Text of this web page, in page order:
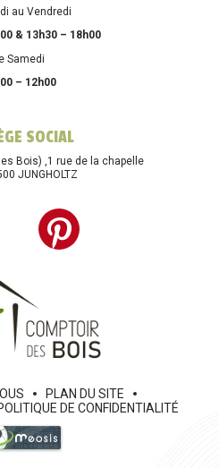
au Vendredi
& 13h30 – 18h00
Samedi
– 12h00
SOCIAL
Bois) ,1 rue de la chapelle
JUNGHOLTZ
PLAN DU SITE
DE CONFIDENTIALITÉ